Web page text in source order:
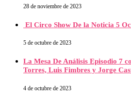
28 de noviembre de 2023
El Circo Show De la Noticia 5
5 de octubre de 2023
La Mesa De Análisis Episodio 7
Torres, Luis Fimbres y Jorge
4 de octubre de 2023